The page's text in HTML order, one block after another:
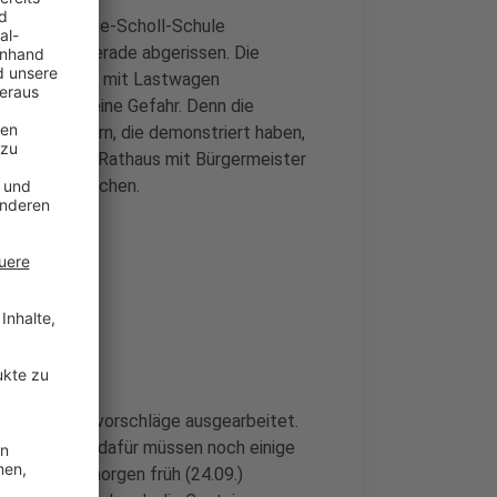
Sophie-Scholl-Schule
deshalb gerade abgerissen. Die
werden mit Lastwagen
besteht keine Gefahr. Denn die
Die Eltern, die demonstriert haben,
Morgen im Rathaus mit Bürgermeister
ihm gesprochen.
Lösungsvorschläge ausgearbeitet.
fest, denn dafür müssen noch einige
oder morgen früh (24.09.)